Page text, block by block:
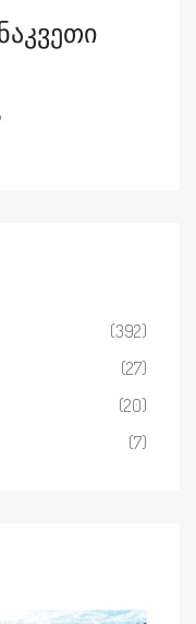
(392)
(27)
(20)
(7)